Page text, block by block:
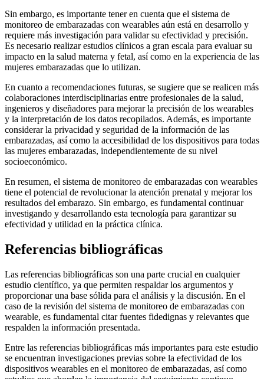
Sin embargo, es importante tener en cuenta que el sistema de
monitoreo de embarazadas con wearables aún está en desarrollo y
requiere más investigación para validar su efectividad y precisión.
Es necesario realizar estudios clínicos a gran escala para evaluar su
impacto en la salud materna y fetal, así como en la experiencia de las
mujeres embarazadas que lo utilizan.
En cuanto a recomendaciones futuras, se sugiere que se realicen más
colaboraciones interdisciplinarias entre profesionales de la salud,
ingenieros y diseñadores para mejorar la precisión de los wearables
y la interpretación de los datos recopilados. Además, es importante
considerar la privacidad y seguridad de la información de las
embarazadas, así como la accesibilidad de los dispositivos para todas
las mujeres embarazadas, independientemente de su nivel
socioeconómico.
En resumen, el sistema de monitoreo de embarazadas con wearables
tiene el potencial de revolucionar la atención prenatal y mejorar los
resultados del embarazo. Sin embargo, es fundamental continuar
investigando y desarrollando esta tecnología para garantizar su
efectividad y utilidad en la práctica clínica.
Referencias bibliográficas
Las referencias bibliográficas son una parte crucial en cualquier
estudio científico, ya que permiten respaldar los argumentos y
proporcionar una base sólida para el análisis y la discusión. En el
caso de la revisión del sistema de monitoreo de embarazadas con
wearable, es fundamental citar fuentes fidedignas y relevantes que
respalden la información presentada.
Entre las referencias bibliográficas más importantes para este estudio
se encuentran investigaciones previas sobre la efectividad de los
dispositivos wearables en el monitoreo de embarazadas, así como